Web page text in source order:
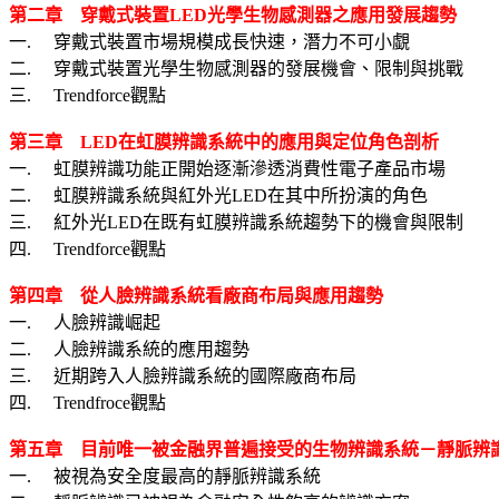
第二章 穿戴式裝置LED光學生物感測器之應用發展趨勢
一. 穿戴式裝置市場規模成長快速，潛力不可小覷
二. 穿戴式裝置光學生物感測器的發展機會、限制與挑戰
三. Trendforce觀點
第三章 LED在虹膜辨識系統中的應用與定位角色剖析
一. 虹膜辨識功能正開始逐漸滲透消費性電子產品市場
二. 虹膜辨識系統與紅外光LED在其中所扮演的角色
三. 紅外光LED在既有虹膜辨識系統趨勢下的機會與限制
四. Trendforce觀點
第四章 從人臉辨識系統看廠商布局與應用趨勢
一. 人臉辨識崛起
二. 人臉辨識系統的應用趨勢
三. 近期跨入人臉辨識系統的國際廠商布局
四. Trendfroce觀點
第五章 目前唯一被金融界普遍接受的生物辨識系統－靜脈辨
一. 被視為安全度最高的靜脈辨識系統